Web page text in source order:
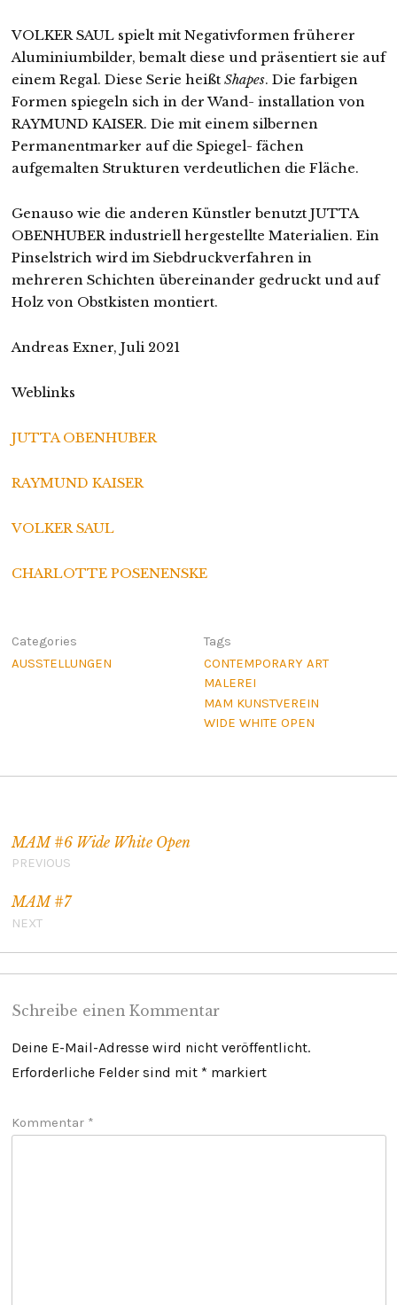
VOLKER SAUL spielt mit Negativformen früherer
Aluminiumbilder, bemalt diese und präsentiert sie auf
einem Regal. Diese Serie heißt Shapes. Die farbigen
Formen spiegeln sich in der Wand- installation von
RAYMUND KAISER. Die mit einem silbernen
Permanentmarker auf die Spiegel- fächen
aufgemalten Strukturen verdeutlichen die Fläche.
Genauso wie die anderen Künstler benutzt JUTTA
OBENHUBER industriell hergestellte Materialien. Ein
Pinselstrich wird im Siebdruckverfahren in
mehreren Schichten übereinander gedruckt und auf
Holz von Obstkisten montiert.
Andreas Exner, Juli 2021
Weblinks
JUTTA OBENHUBER
RAYMUND KAISER
VOLKER SAUL
CHARLOTTE POSENENSKE
Categories
AUSSTELLUNGEN
Tags
CONTEMPORARY ART
MALEREI
MAM KUNSTVEREIN
WIDE WHITE OPEN
MAM #6 Wide White Open
PREVIOUS
MAM #7
NEXT
Schreibe einen Kommentar
Deine E-Mail-Adresse wird nicht veröffentlicht.
Erforderliche Felder sind mit * markiert
Kommentar *